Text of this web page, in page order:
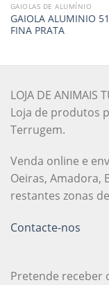
GAIOLAS DE ALUMÍNIO
GAIOLA ALUMINIO
FINA PRATA
LOJA DE ANIMAIS
Loja de produtos
Terrugem.
Venda online e
Oeiras, Amadora,
restantes zonas
Contacte-nos
Pretende receber